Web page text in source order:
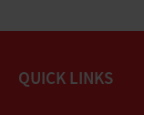
QUICK LINKS